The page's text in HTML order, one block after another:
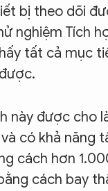
bị theo dõi
nghiệm Tích
tất cả mục
này được cho
có khả năng
cách hơn
cách bay